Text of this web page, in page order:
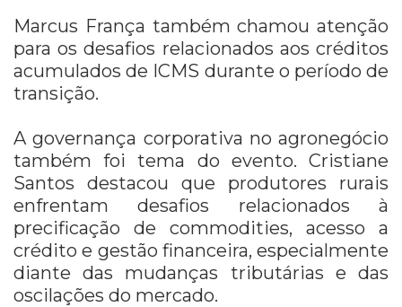
Marcus França também chamou atenção
para os desafios relacionados aos créditos
acumulados de ICMS durante o período de
transição.
A governança corporativa no agronegócio
também foi tema do evento. Cristiane
Santos destacou que produtores rurais
enfrentam desafios relacionados à
precificação de commodities, acesso a
crédito e gestão financeira, especialmente
diante das mudanças tributárias e das
oscilações do mercado.